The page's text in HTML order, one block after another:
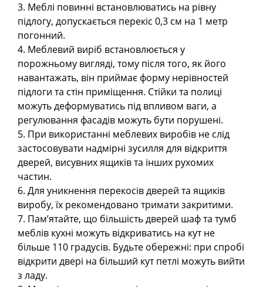
3. Меблі повинні встановлюватись на рівну
підлогу, допускається перекіс 0,3 см на 1 метр
погонний.
4. Меблевий виріб встановлюється у
порожньому вигляді, тому після того, як його
навантажать, він приймає форму нерівностей
підлоги та стін приміщення. Стійки та полиці
можуть деформуватись під впливом ваги, а
регулювання фасадів можуть бути порушені.
5. При використанні меблевих виробів не слід
застосовувати надмірні зусилля для відкриття
дверей, висувних ящиків та інших рухомих
частин.
6. Для уникнення перекосів дверей та ящиків
виробу, їх рекомендовано тримати закритими.
7. Пам’ятайте, що більшість дверей шаф та тумб
меблів кухні можуть відкриватись на кут не
більше 110 градусів. Будьте обережні: при спробі
відкрити двері на більший кут петлі можуть вийти
з ладу.